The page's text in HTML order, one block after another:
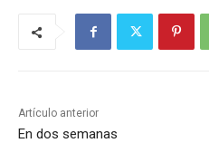
Artículo anterior
En dos semanas